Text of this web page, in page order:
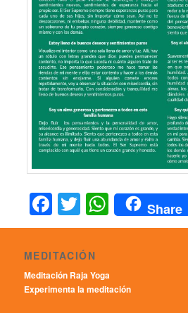
Facebook
TwitterShare
MEDITACIÓN
Meditación Raja Yoga
Experimenta la meditación